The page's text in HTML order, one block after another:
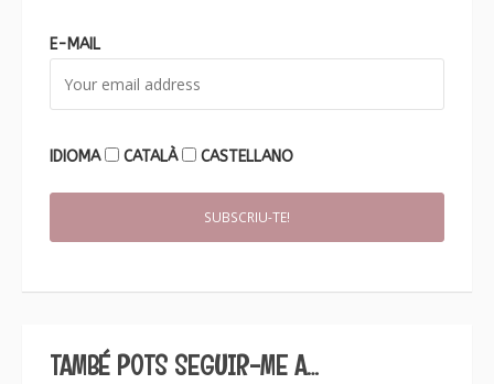
E-MAIL
IDIOMA CATALÀ CASTELLANO
TAMBÉ POTS SEGUIR-ME A…